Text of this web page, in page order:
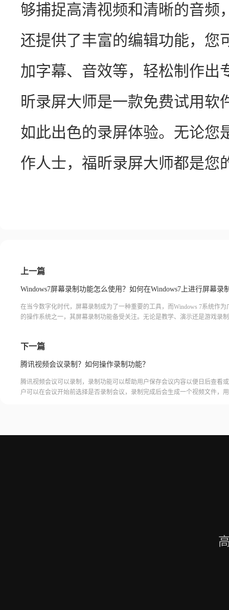
够捕捉高清视频和清晰的音频
还提供了丰富的编辑功能，您
加字幕、音效等，轻松制作出
昕录屏大师是一款免费试用软
如此出色的录屏体验。无论您
作人士，福昕录屏大师都是您
上一篇
Windows7屏幕录制功能怎么使用？如何在Windows7上进行屏幕录
在当今数字化时代，屏幕录制成为了一种重要的工具，而Windows 7系统作为
的操作系统之一，其屏幕录制功能备受关注。无论是教学、演示还是游戏录
下一篇
腾讯视频会议录制？如何操作录制功能？
腾讯视频会议可以录制，录制功能可以帮助用户保存会议内容以便日后查看
户可以在会议开始前选择是否录制会议，录制完成后会生成一个视频文件，